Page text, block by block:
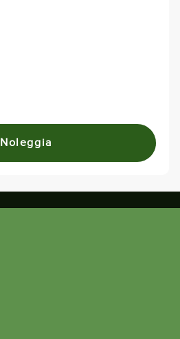
Noleggia